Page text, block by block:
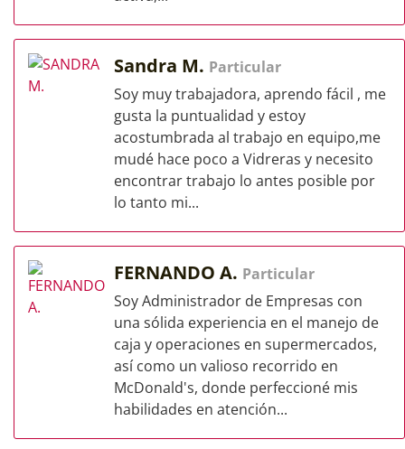
Sandra M. Particular
Soy muy trabajadora, aprendo fácil , me
gusta la puntualidad y estoy
acostumbrada al trabajo en equipo,me
mudé hace poco a Vidreras y necesito
encontrar trabajo lo antes posible por
lo tanto mi...
FERNANDO A. Particular
Soy Administrador de Empresas con
una sólida experiencia en el manejo de
caja y operaciones en supermercados,
así como un valioso recorrido en
McDonald's, donde perfeccioné mis
habilidades en atención...